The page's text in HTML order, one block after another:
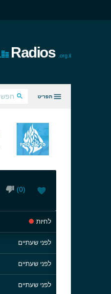
Radios .org.il
תפריט
(0)
לחיות
לפני שעתיים
לפני שעתיים
לפני שעתיים